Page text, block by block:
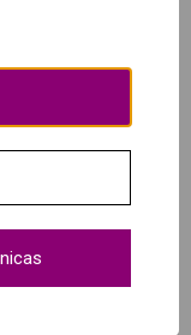
prioritario en